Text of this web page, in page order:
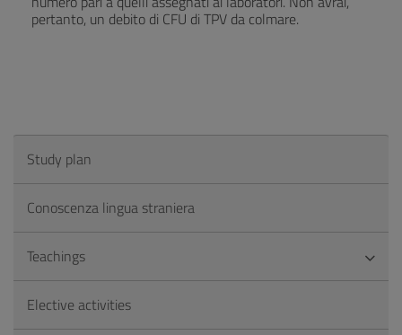
pertanto, un debito di CFU di TPV da colmare.
Study plan
Conoscenza lingua straniera
Teachings
Elective activities